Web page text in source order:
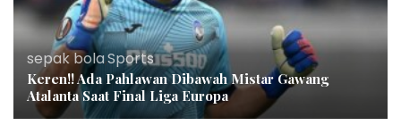
sepak bola,Sports
Keren!! Ada Pahlawan Dibawah Mistar Gawang
Atalanta Saat Final Liga Europa